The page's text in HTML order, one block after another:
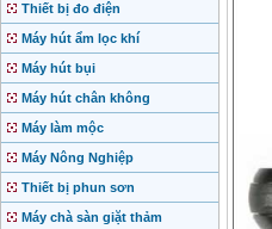
Thiết bị đo điện
Máy hút ẩm lọc khí
Máy hút bụi
Máy hút chân không
Máy làm mộc
Máy Nông Nghiệp
Thiết bị phun sơn
Máy chà sàn giặt thảm